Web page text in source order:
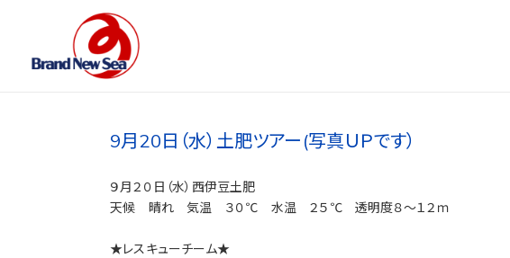
9月20日（水）土肥ツアー(写真ＵＰです）
９月２０日（水）西伊豆土肥
天候 晴れ 気温 ３０℃ 水温 ２５℃ 透明度８～１２ｍ
★レスキューチーム★